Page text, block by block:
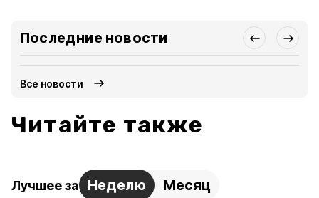
Последние новости
Все новости
Читайте также
Лучшее за Неделю Месяц